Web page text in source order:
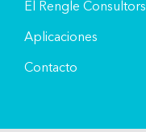
El Rengle Consultors
Aplicaciones
Contacto